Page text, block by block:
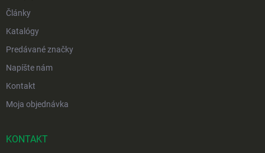
Články
Katalógy
Predávané značky
Napíšte nám
Kontakt
Moja objednávka
KONTAKT